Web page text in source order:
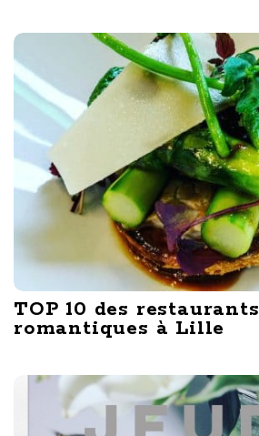
TOP 10 des restaurants
romantiques à Lille